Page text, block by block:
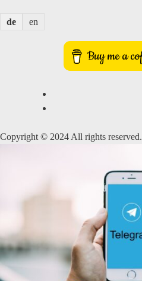
de en
Copyright © 2024 All rights reserved.